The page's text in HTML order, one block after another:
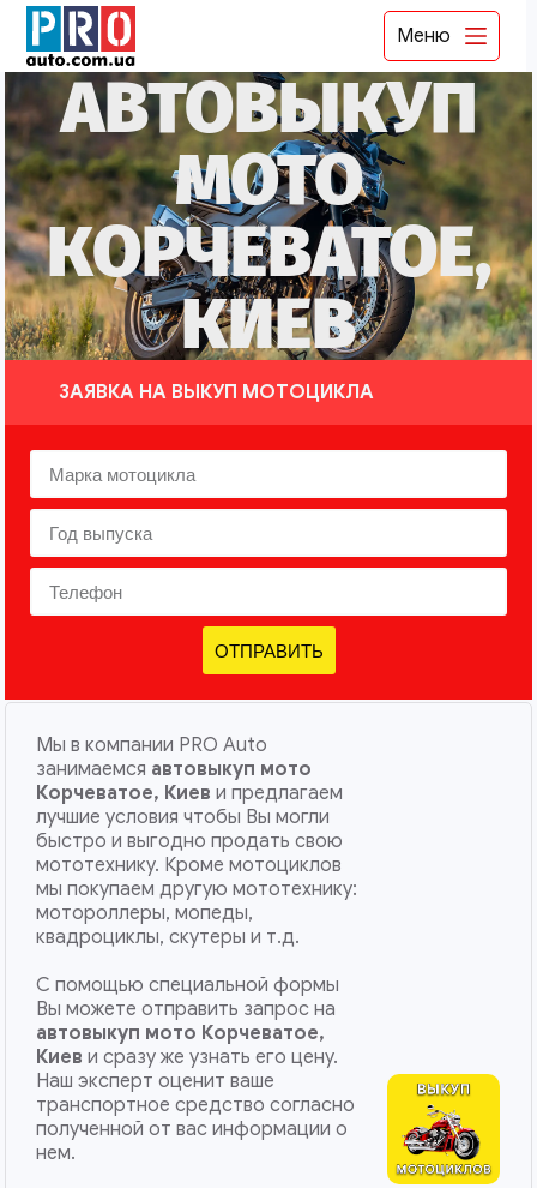
Меню
АВТОВЫКУП
МОТО
КОРЧЕВАТОЕ,
КИЕВ
ЗАЯВКА НА ВЫКУП МОТОЦИКЛА
ОТПРАВИТЬ
Мы в компании PRO Auto
занимаемся автовыкуп мото
Корчеватое, Киев и предлагаем
лучшие условия чтобы Вы могли
быстро и выгодно продать свою
мототехнику. Кроме мотоциклов
мы покупаем другую мототехнику:
мотороллеры, мопеды,
квадроциклы, скутеры и т.д.
С помощью специальной формы
Вы можете отправить запрос на
автовыкуп мото Корчеватое,
Киев и сразу же узнать его цену.
Наш эксперт оценит ваше
транспортное средство согласно
полученной от вас информации о
нем.